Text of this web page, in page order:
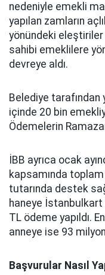
nedeniyle emekli
yapılan zamların
yönündeki
sahibi emeklilere
devreye aldı.
Belediye tarafından
içinde 20 bin
Ödemelerin
İBB ayrıca ocak
kapsamında
tutarında destek
haneye
TL ödeme yapıldı.
anneye ise 93
Başvurular Nasıl